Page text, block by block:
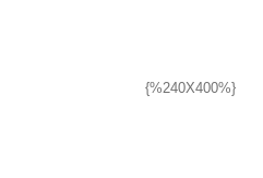
{%240X400%}